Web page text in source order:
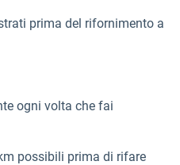
prima del rifornimento a
ogni volta che fai
possibili prima di rifare